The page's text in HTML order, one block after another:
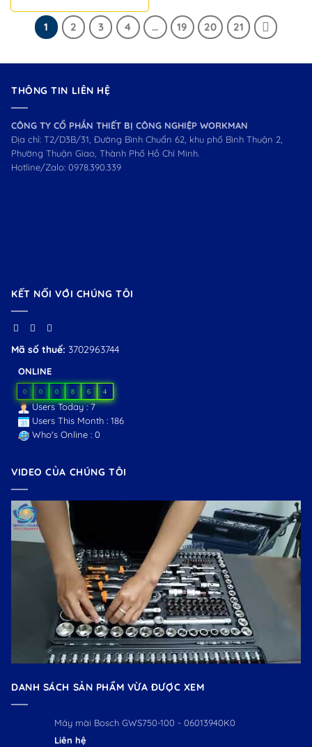
1 2 3 4 … 19 20 21
THÔNG TIN LIÊN HỆ
CÔNG TY CỔ PHẦN THIẾT BỊ CÔNG NGHIỆP WORKMAN
Địa chỉ: T2/D3B/31, Đường Bình Chuẩn 62, khu phố Bình Thuận 2,
Phường Thuận Giao, Thành Phố Hồ Chí Minh.
Hotline/Zalo: 0978.390.339
KẾT NỐI VỚI CHÚNG TÔI
Mã số thuế: 3702963744
ONLINE
0 0 0 8 6 4
Users Today : 7
Users This Month : 186
Who's Online : 0
VIDEO CỦA CHÚNG TÔI
DANH SÁCH SẢN PHẨM VỪA ĐƯỢC XEM
Máy mài Bosch GWS750-100 - 06013940K0
Liên hệ